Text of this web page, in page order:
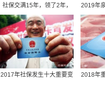
原公司倒闭社保怎么办,原公司
北京最低社保缴费基数,北京最低
同城社保转移需要提供什么材料
湖北丹江口市社保包含医疗,丹江
保险社保报销范围,社保 报销范
苏州园区社保转到南京,苏州市
社保交满15年，领了2年，
人死后本金都没领完
2019年
件-
2017年社保发生十大重要变
2018年